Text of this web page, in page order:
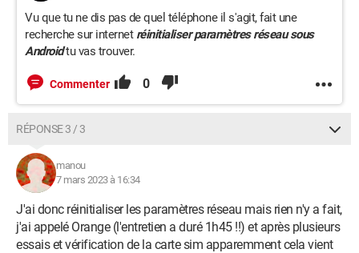
Vu que tu ne dis pas de quel téléphone il s'agit, fait une
recherche sur internet réinitialiser paramètres réseau sous
Androidtu vas trouver.
Commenter 0
RÉPONSE 3 / 3
manou
7 mars 2023 à 16:34
J'ai donc réinitialiser les paramètres réseau mais rien n'y a fait,
j'ai appelé Orange (l'entretien a duré 1h45 !!) et après plusieurs
essais et vérification de la carte sim apparemment cela vient